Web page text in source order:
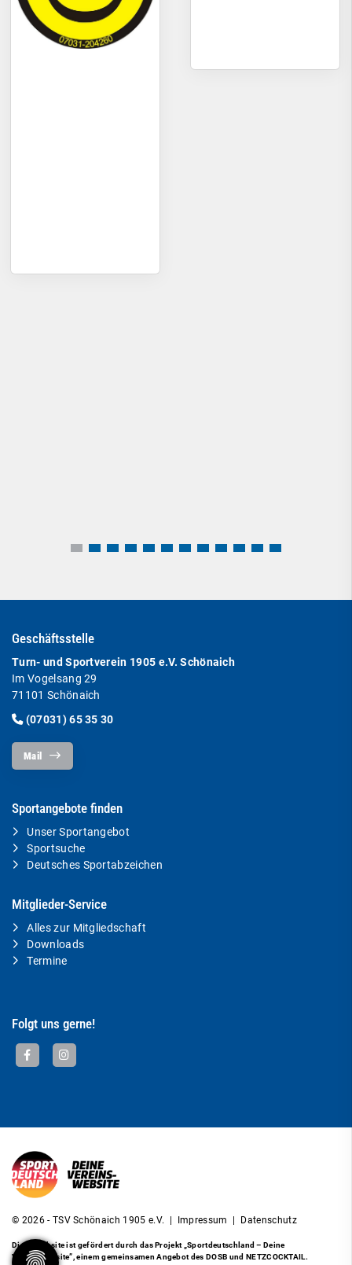
Geschäftsstelle
Turn- und Sportverein 1905 e.V. Schönaich
Im Vogelsang 29
71101 Schönaich
(07031) 65 35 30
Mail
Sportangebote finden
Unser Sportangebot
Sportsuche
Deutsches Sportabzeichen
Mitglieder-Service
Alles zur Mitgliedschaft
Downloads
Termine
Folgt uns gerne!
© 2026 - TSV Schönaich 1905 e.V. | Impressum | Datenschutz
Diese Website ist gefördert durch das Projekt„Sportdeutschland – Deine
Vereinswebsite”, einem gemeinsamen Angebot des DOSB und NETZCOCKTAIL.